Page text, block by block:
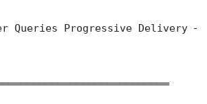
Queries Progressive Delivery —